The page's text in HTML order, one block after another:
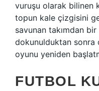
vuruşu olarak bilinen
topun kale çizgisini
savunan takımdan
dokunulduktan sonra
oyunu yeniden
FUTBOL